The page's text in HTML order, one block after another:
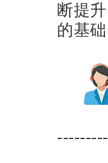
断提
的基础